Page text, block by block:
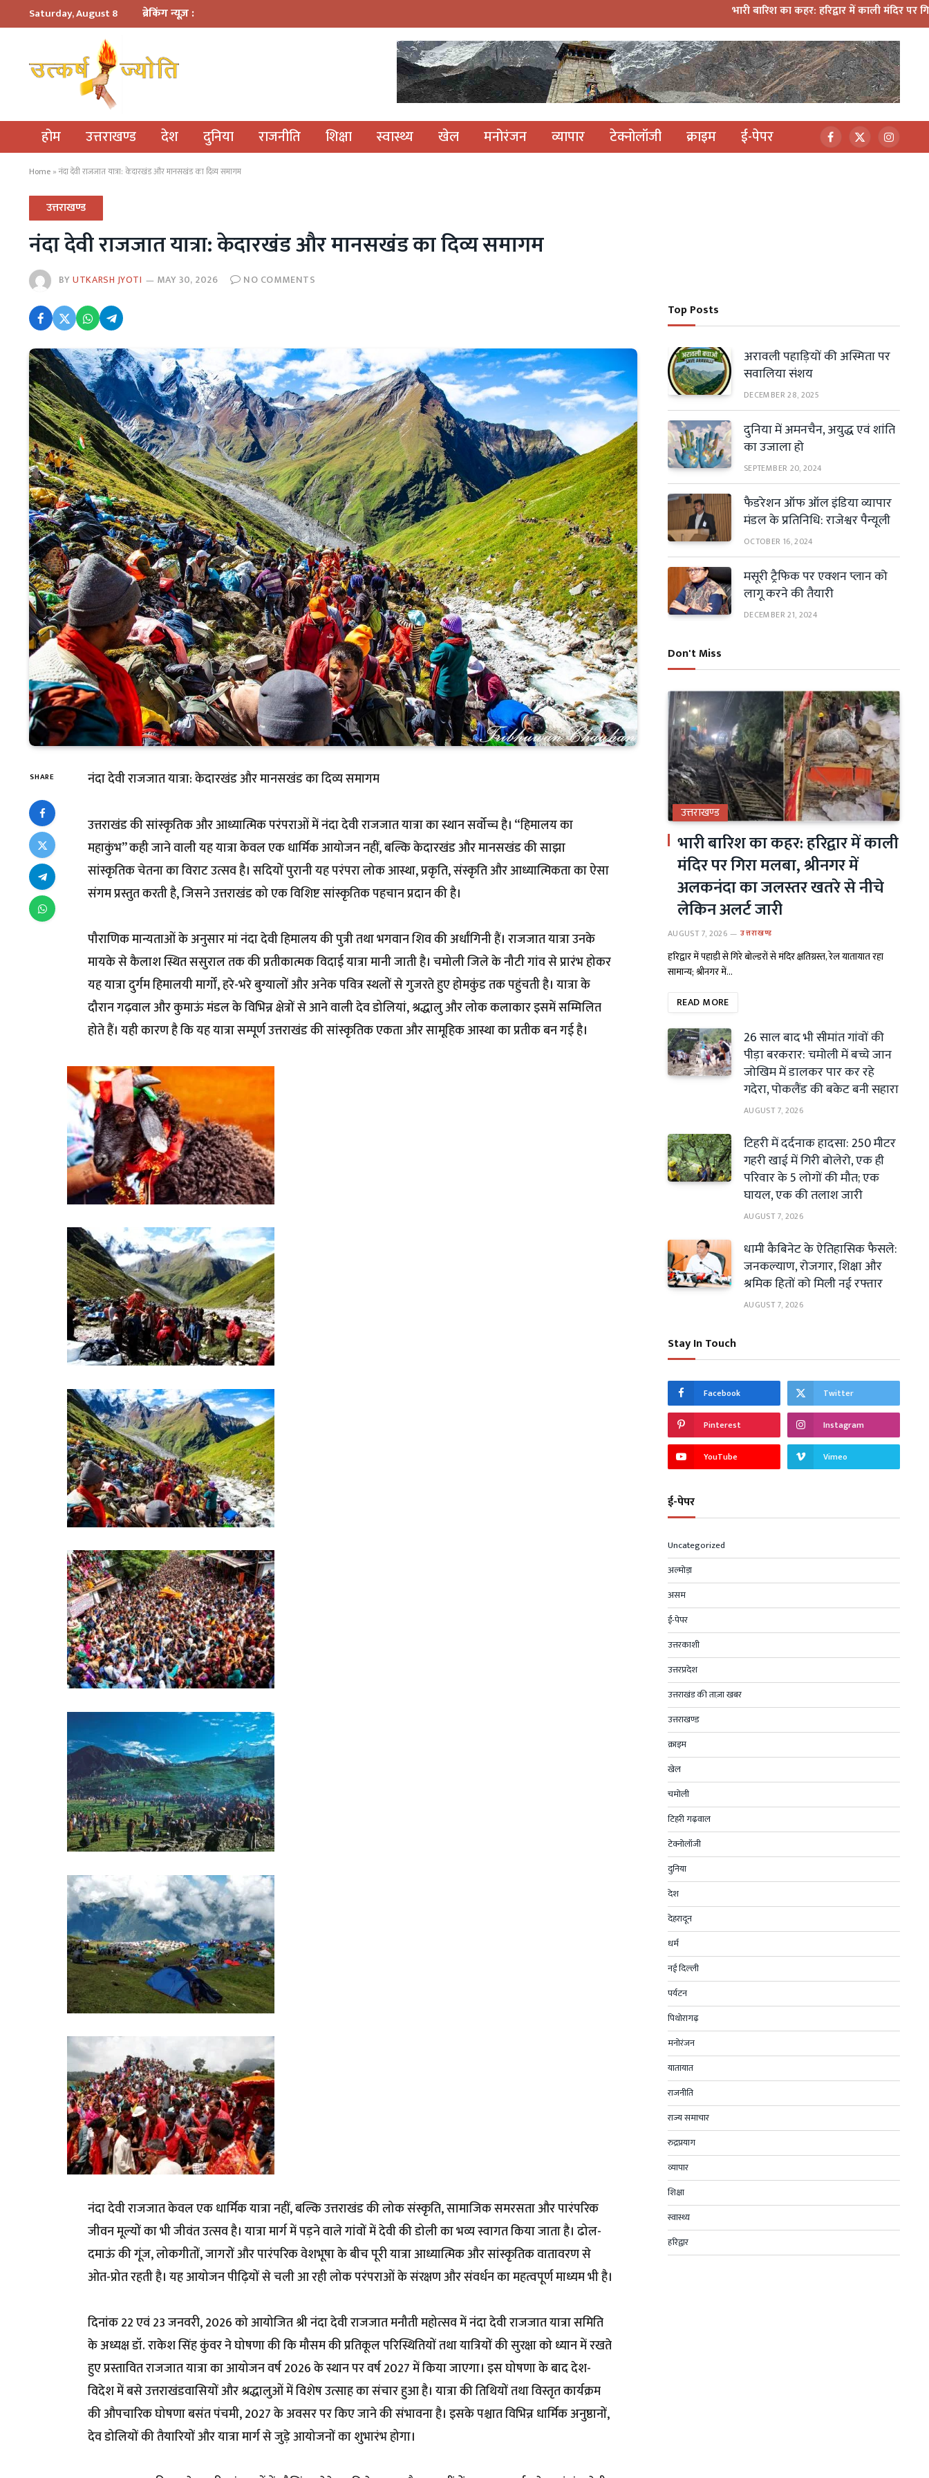
Saturday, August 8 ब्रेकिंग न्यूज़ : भारी बारिश का कहर: हरिद्वार में काली मंदिर पर गिरा
होम उत्तराखण्ड देश दुनिया राजनीति शिक्षा स्वास्थ्य खेल मनोरंजन व्यापार टेक्नोलॉजी क्राइम ई-पेपर Facebook
X
(Twitter)
Home »नंदा देवी राजजात यात्रा: केदारखंड और मानसखंड का दिव्य समागम
उत्तराखण्ड
नंदा देवी राजजात यात्रा: केदारखंड और मानसखंड का दिव्य समागम
BYUTKARSH JYOTI MAY 30, 2026 NO COMMENTS
SHARE नंदा देवी राजजात यात्रा: केदारखंड और मानसखंड का दिव्य समागम
उत्तराखंड की सांस्कृतिक और आध्यात्मिक परंपराओं में नंदा देवी राजजात यात्रा का स्थान सर्वोच्च है। “हिमालय का
महाकुंभ” कही जाने वाली यह यात्रा केवल एक धार्मिक आयोजन नहीं, बल्कि केदारखंड और मानसखंड की साझा
सांस्कृतिक चेतना का विराट उत्सव है। सदियों पुरानी यह परंपरा लोक आस्था, प्रकृति, संस्कृति और आध्यात्मिकता का ऐसा
संगम प्रस्तुत करती है, जिसने उत्तराखंड को एक विशिष्ट सांस्कृतिक पहचान प्रदान की है।
पौराणिक मान्यताओं के अनुसार मां नंदा देवी हिमालय की पुत्री तथा भगवान शिव की अर्धांगिनी हैं। राजजात यात्रा उनके
मायके से कैलाश स्थित ससुराल तक की प्रतीकात्मक विदाई यात्रा मानी जाती है। चमोली जिले के नौटी गांव से प्रारंभ होकर
यह यात्रा दुर्गम हिमालयी मार्गों, हरे-भरे बुग्यालों और अनेक पवित्र स्थलों से गुजरते हुए होमकुंड तक पहुंचती है। यात्रा के
दौरान गढ़वाल और कुमाऊं मंडल के विभिन्न क्षेत्रों से आने वाली देव डोलियां, श्रद्धालु और लोक कलाकार इसमें सम्मिलित
होते हैं। यही कारण है कि यह यात्रा सम्पूर्ण उत्तराखंड की सांस्कृतिक एकता और सामूहिक आस्था का प्रतीक बन गई है।
नंदा देवी राजजात केवल एक धार्मिक यात्रा नहीं, बल्कि उत्तराखंड की लोक संस्कृति, सामाजिक समरसता और पारंपरिक
जीवन मूल्यों का भी जीवंत उत्सव है। यात्रा मार्ग में पड़ने वाले गांवों में देवी की डोली का भव्य स्वागत किया जाता है। ढोल-
दमाऊं की गूंज, लोकगीतों, जागरों और पारंपरिक वेशभूषा के बीच पूरी यात्रा आध्यात्मिक और सांस्कृतिक वातावरण से
ओत-प्रोत रहती है। यह आयोजन पीढ़ियों से चली आ रही लोक परंपराओं के संरक्षण और संवर्धन का महत्वपूर्ण माध्यम भी है।
दिनांक 22 एवं 23 जनवरी, 2026 को आयोजित श्री नंदा देवी राजजात मनौती महोत्सव में नंदा देवी राजजात यात्रा समिति
के अध्यक्ष डॉ. राकेश सिंह कुंवर ने घोषणा की कि मौसम की प्रतिकूल परिस्थितियों तथा यात्रियों की सुरक्षा को ध्यान में रखते
हुए प्रस्तावित राजजात यात्रा का आयोजन वर्ष 2026 के स्थान पर वर्ष 2027 में किया जाएगा। इस घोषणा के बाद देश-
विदेश में बसे उत्तराखंडवासियों और श्रद्धालुओं में विशेष उत्साह का संचार हुआ है। यात्रा की तिथियों तथा विस्तृत कार्यक्रम
की औपचारिक घोषणा बसंत पंचमी, 2027 के अवसर पर किए जाने की संभावना है। इसके पश्चात विभिन्न धार्मिक अनुष्ठानों,
देव डोलियों की तैयारियों और यात्रा मार्ग से जुड़े आयोजनों का शुभारंभ होगा।
Top Posts
अरावली पहाड़ियों की अस्मिता पर
सवालिया संशय
DECEMBER 28, 2025
दुनिया में अमनचैन, अयुद्ध एवं शांति
का उजाला हो
SEPTEMBER 20, 2024
फैडरेशन ऑफ ऑल इंडिया व्यापार
मंडल के प्रतिनिधि: राजेश्वर पैन्यूली
OCTOBER 16, 2024
मसूरी ट्रैफिक पर एक्शन प्लान को
लागू करने की तैयारी
DECEMBER 21, 2024
Don't Miss
उत्तराखण्ड
भारी बारिश का कहर: हरिद्वार में काली
मंदिर पर गिरा मलबा, श्रीनगर में
अलकनंदा का जलस्तर खतरे से नीचे
लेकिन अलर्ट जारी
AUGUST 7, 2026 उत्तराखण्ड
हरिद्वार में पहाड़ी से गिरे बोल्डरों से मंदिर क्षतिग्रस्त, रेल यातायात रहा
सामान्य; श्रीनगर में…
READ MORE
26 साल बाद भी सीमांत गांवों की
पीड़ा बरकरार: चमोली में बच्चे जान
जोखिम में डालकर पार कर रहे
गदेरा, पोकलैंड की बकेट बनी सहारा
AUGUST 7, 2026
टिहरी में दर्दनाक हादसा: 250 मीटर
गहरी खाई में गिरी बोलेरो, एक ही
परिवार के 5 लोगों की मौत; एक
घायल, एक की तलाश जारी
AUGUST 7, 2026
धामी कैबिनेट के ऐतिहासिक फैसले:
जनकल्याण, रोजगार, शिक्षा और
श्रमिक हितों को मिली नई रफ्तार
AUGUST 7, 2026
Stay In Touch
Facebook Twitter
Pinterest Instagram
YouTube Vimeo
ई-पेपर
Uncategorized
अल्मोड़ा
असम
ई-पेपर
उत्तरकाशी
उत्तरप्रदेश
उत्तराखंड की ताज़ा खबर
उत्तराखण्ड
क्राइम
खेल
चमोली
टिहरी गढ़वाल
टेक्नोलॉजी
दुनिया
देश
देहरादून
धर्म
नई दिल्ली
पर्यटन
पिथोरागढ़
मनोरंजन
यातायात
राजनीति
राज्य समाचार
रुद्रप्रयाग
व्यापार
शिक्षा
स्वास्थ्य
हरिद्वार